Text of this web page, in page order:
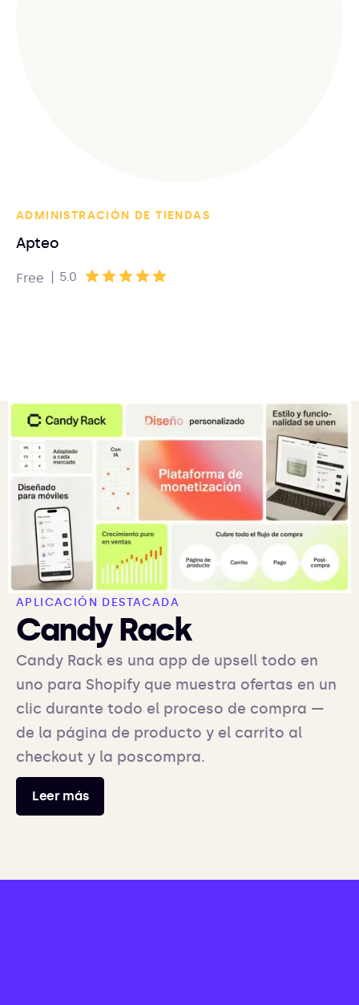
ADMINISTRACIÓN DE TIENDAS
Apteo
Free 5.0
APLICACIÓN DESTACADA
Candy Rack
Candy Rack es una app de upsell todo en
uno para Shopify que muestra ofertas en un
clic durante todo el proceso de compra —
de la página de producto y el carrito al
checkout y la poscompra.
Leer más